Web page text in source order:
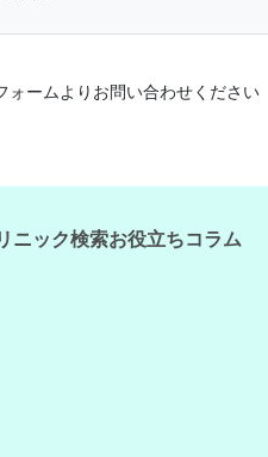
ームよりお問い合わせください
ニック検索お役立ちコラム